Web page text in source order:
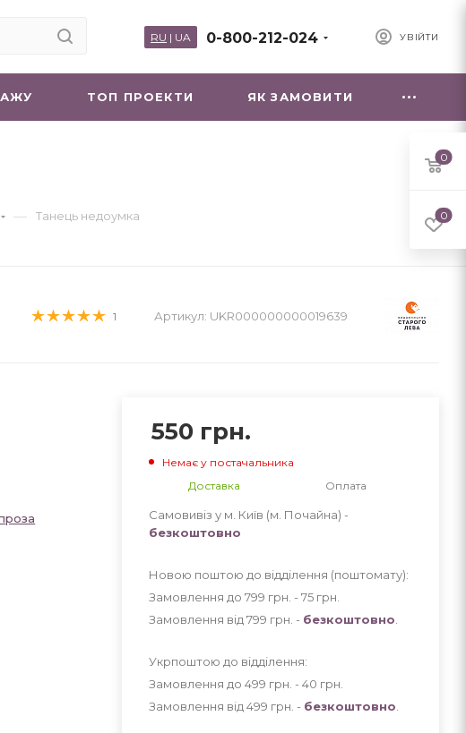
УВІЙТИ
0-800-212-024
RU | UA
ТОП ПРОЕКТИ ЯК ЗАМОВИТИ
— Танець недоумка
1 Артикул: UKR000000000019639
550 грн.
Немає у постачальника
Доставка
Оплата
Самовивіз у м. Київ (м. Почайна) -
безкоштовно
Новою поштою до відділення (поштомату):
Замовлення до 799 грн. - 75 грн
Замовлення від 799 грн. - безкоштовно
Укрпоштою до відділення:
Замовлення до 499 грн. - 40 грн
Замовлення від 499 грн. - безкоштовно
0
0